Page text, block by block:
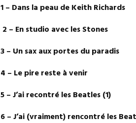
1 – Dans la peau de Keith Richards
2 – En studio avec
3 – Un sax aux portes
4 – Le pire reste à venir
5 – J’ai recontré les Beatles (1)
6 – J’ai (vraiment) rencontré